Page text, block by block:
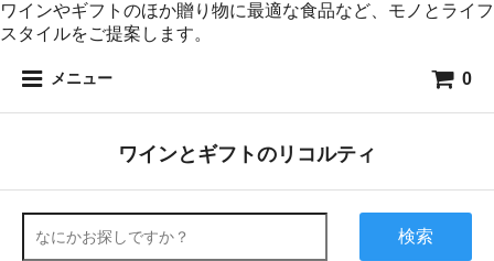
ワインやギフトのほか贈り物に最適な食品など、モノとライフ
スタイルをご提案します。
メニュー 0
ワインとギフトのリコルティ
検索